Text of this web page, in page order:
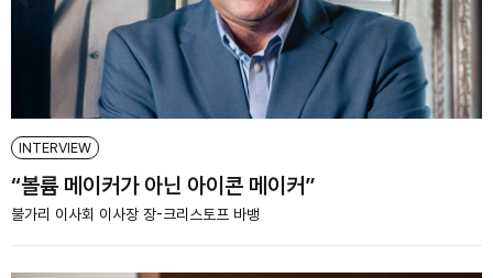
INTERVIEW
“볼륨 메이커가 아닌 아이콘 메이커”
불가리 이사회 이사장 장-크리스토프 바뱅